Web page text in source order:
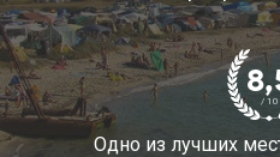
/ 10
Одно из лучших